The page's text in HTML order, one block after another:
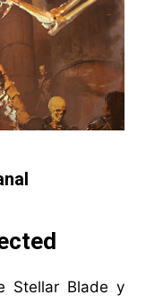
Stellar Blade y